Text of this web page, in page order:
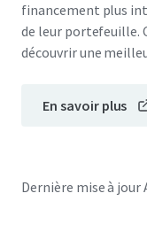
financement plus
de leur portefeuille.
découvrir une
En savoir plus
Dernière mise à jour